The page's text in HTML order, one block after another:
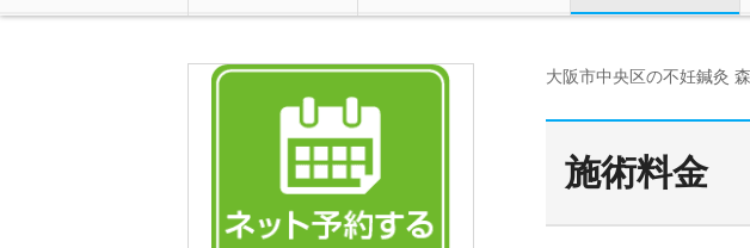
大阪市中央区の不妊鍼灸
施術料金